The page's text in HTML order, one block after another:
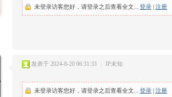
未登录访客您好，请登录之后查看全文... 登录 注册
发表于 2024-8-20 06:31:33 IP未知
未登录访客您好，请登录之后查看全文... 登录 注册